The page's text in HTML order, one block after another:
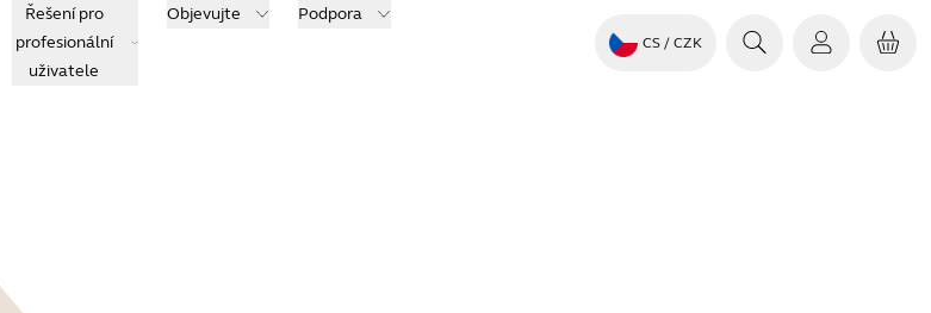
Řešení pro
profesionální
uživatele
Objevujte Podpora
CS / CZK